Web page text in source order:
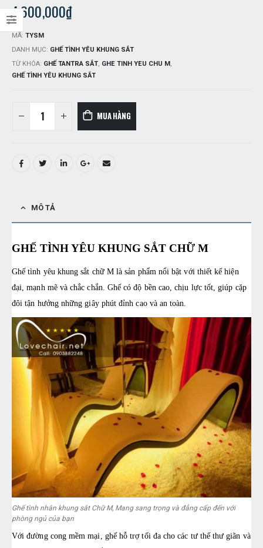
4,600,000₫
MÃ: TYSM
DANH MỤC: GHẾ TÌNH YÊU KHUNG SẮT
TỪ KHÓA: GHẾ TANTRA SẮT, GHE TINH YEU CHU M ,
GHẾ TÌNH YÊU KHUNG SẮT
MUA HÀNG
MÔ TẢ
GHẾ TÌNH YÊU KHUNG SẮT CHỮ M
Ghế tình yêu khung sắt chữ M là sản phẩm nổi bật với thiết kế hiện
đại, mạnh mẽ và chắc chắn. Ghế có độ bền cao, chịu lực tốt, giúp cặp
đôi tận hưởng những giây phút đỉnh cao và an toàn.
Ghế tình nhân khung sắt Chữ M, Mang sang trọng và đẳng cấp đến với
phòng ngủ của bạn
Với đường cong mềm mại, ghế hỗ trợ tối đa cho các tư thế thư giãn và